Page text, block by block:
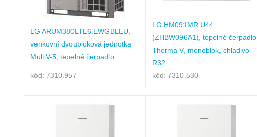
LG ARUM380LTE6.EWGBLEU,
venkovní dvoubloková jednotka
MultiV-5, tepelné čerpadlo
kód: 7310.957
LG HM091MR.U44
(ZHBW096A1), tepelné čerpadlo
Therma V, monoblok, chladivo
R32
kód: 7310.530